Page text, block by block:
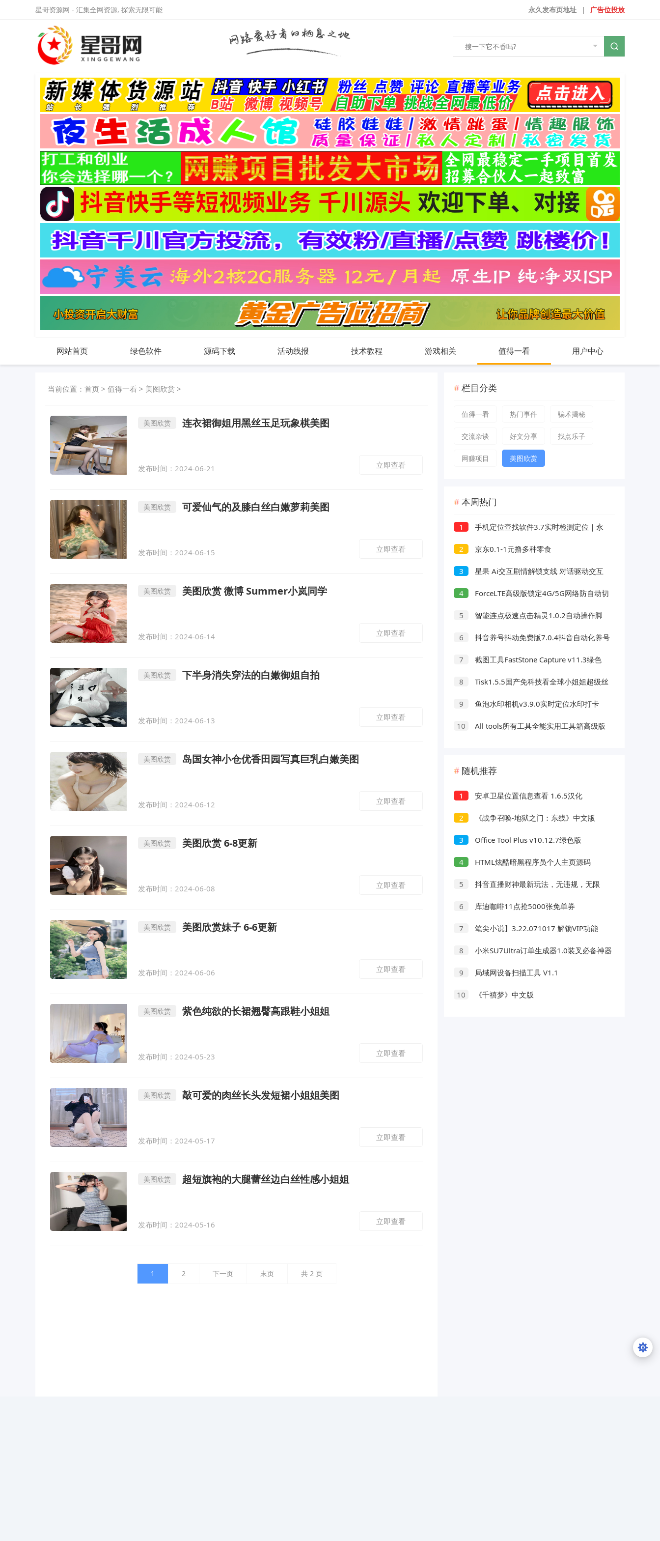
星哥资源网 - 汇集全网资源, 探索无限可能 广告位投放
|
永久发布页地址
网站首页 绿色软件 源码下载 活动线报 技术教程 游戏相关 值得一看 用户中心
当前位置： 首页 > 值得一看 > 美图欣赏 >
美图欣赏 连衣裙御姐用黑丝玉足玩象棋美图
发布时间：2024-06-21 立即查看
美图欣赏 可爱仙气的及膝白丝白嫩萝莉美图
发布时间：2024-06-15 立即查看
美图欣赏 美图欣赏 微博 Summer小岚同学
发布时间：2024-06-14 立即查看
美图欣赏 下半身消失穿法的白嫩御姐自拍
发布时间：2024-06-13 立即查看
美图欣赏 岛国女神小仓优香田园写真巨乳白嫩美图
发布时间：2024-06-12 立即查看
美图欣赏 美图欣赏 6-8更新
发布时间：2024-06-08 立即查看
美图欣赏 美图欣赏妹子 6-6更新
发布时间：2024-06-06 立即查看
美图欣赏 紫色纯欲的长裙翘臀高跟鞋小姐姐
发布时间：2024-05-23 立即查看
美图欣赏 敲可爱的肉丝长头发短裙小姐姐美图
发布时间：2024-05-17 立即查看
美图欣赏 超短旗袍的大腿蕾丝边白丝性感小姐姐
发布时间：2024-05-16 立即查看
1 2 下一页 末页 共 2 页
栏目分类
值得一看 热门事件 骗术揭秘
交流杂谈 好文分享 找点乐子
网赚项目 美图欣赏
本周热门
1
手机定位查找软件3.7实时检测定位｜永
久可用
2 京东0.1-1元撸多种零食
3
星果 Ai交互剧情解锁支线 对话驱动交互
故事剧情
4 ForceLTE高级版锁定4G/5G网络防自动切
5
智能连点极速点击精灵1.0.2自动操作脚
6
抖音养号抖动免费版7.0.4抖音自动化养号
7
截图工具FastStone Capture v11.3绿色
8
Tisk1.5.5国产免科技看全球小姐姐超级丝
9
鱼泡水印相机v3.9.0实时定位水印打卡
10 All tools所有工具全能实用工具箱高级版
随机推荐
1 安卓卫星位置信息查看 1.6.5汉化
2 《战争召唤-地狱之门：东线》中文版
3 Office Tool Plus v10.12.7绿色版
4 HTML炫酷暗黑程序员个人主页源码
5
抖音直播财神最新玩法，无违规，无限
6 库迪咖啡11点抢5000张免单券
7 笔尖小说】3.22.071017 解锁VIP功能
8 小米SU7Ultra订单生成器1.0装叉必备神器
9 局域网设备扫描工具 V1.1
10 《千禧梦》中文版